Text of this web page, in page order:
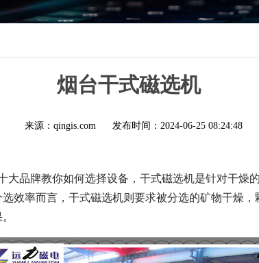
烟台干式磁选机
来源：qingis.com 发布时间： 2024-06-25 08:24:48
大品牌教你如何选择设备，干式磁选机是针对干燥
效率而言，干式磁选机则要求被分选的矿物干燥